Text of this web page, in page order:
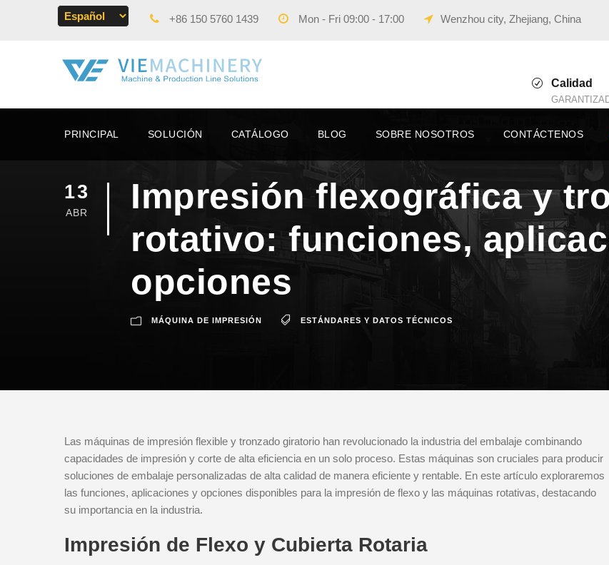
+86 150 5760 1439 Mon - Fri 09:00 - 17:00 Wenzhou city, Zhejiang, China
Calidad
PRINCIPAL SOLUCIÓN CATÁLOGO BLOG SOBRE NOSOTROS CONTÁCTENOS
13
ABR
Impresión flexográfica y
rotativo: funciones,
opciones
MÁQUINA DE IMPRESIÓN ESTÁNDARES Y DATOS TÉCNICOS
Las máquinas de impresión flexible y tronzado giratorio han revolucionado la industria del embalaje combinando
capacidades de impresión y corte de alta eficiencia en un solo proceso. Estas máquinas son cruciales para producir
soluciones de embalaje personalizadas de alta calidad de manera eficiente y rentable. En este artículo exploraremos
las funciones, aplicaciones y opciones disponibles para la impresión de flexo y las máquinas rotativas, destacando
su importancia en la industria.
Impresión de Flexo y Cubierta Rotaria